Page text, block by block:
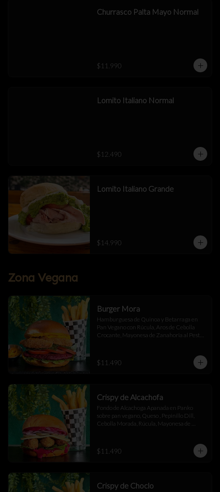
Churrasco Palta Mayo Normal
$11.990
Lomito Italiano Normal
$12.490
Lomito Italiano Grande
$14.990
Zona Vegana
Burger Mora
Hamburguesa de Quinoa y Betarraga en
Pan Vegano con Rúcula, Aros de Cebolla
Crocante, Mayonesa de Zanahoria al Pesto,
$11.490
Crispy de Alcachofa
Fondo de Alcachoga Apanada en Panko
sobre pan vegano, Queso , Pepinillo Dill,
Cebolla Morada, Rúcula, Mayonesa de
$11.490
Crispy de Choclo